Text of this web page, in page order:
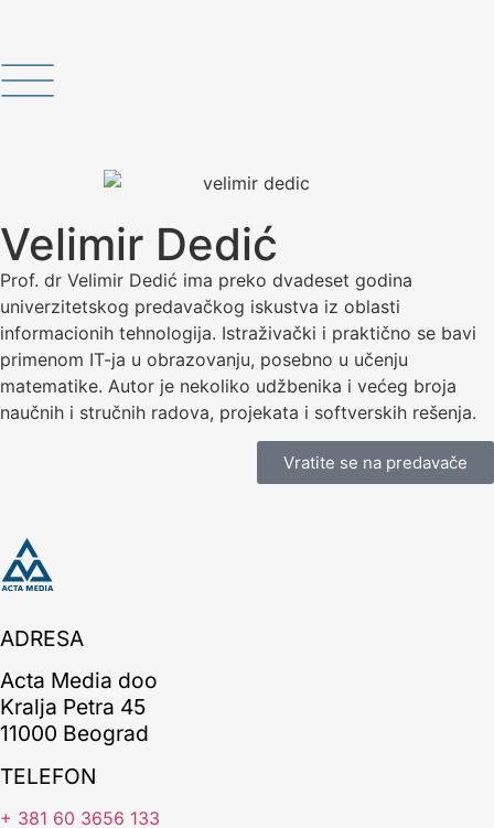
Velimir Dedić
Prof. dr Velimir Dedić ima preko dvadeset godina
univerzitetskog predavačkog iskustva iz oblasti
informacionih tehnologija. Istraživački i praktično se bavi
primenom IT-ja u obrazovanju, posebno u učenju
matematike. Autor je nekoliko udžbenika i većeg broja
naučnih i stručnih radova, projekata i softverskih rešenja.
Vratite se na predavače
ADRESA
Acta Media doo
Kralja Petra 45
11000 Beograd
TELEFON
+ 381 60 3656 133